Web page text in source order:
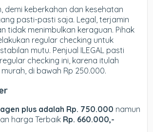
demi keberkahan dan kesehatan
pasti-pasti saja. Legal, terjamin
tidak menimbulkan keraguan. Pihak
regular checking untuk
mutu. Penjual ILEGAL pasti
regular checking ini, karena itulah
di bawah Rp 250.000.
plus adalah Rp. 750.000 namun
harga Terbaik Rp. 660.000,-